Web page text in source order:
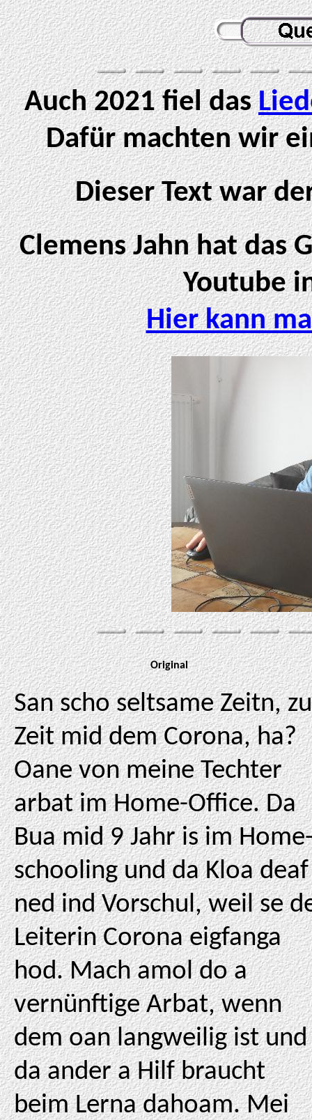
Auch 2021 fiel das
Dafür machten wir
Dieser Text war
Clemens Jahn hat das
Youtube
Hier kann
Original
San scho seltsame Zeitn,
Zeit mid dem Corona, ha?
Oane von meine Techter
arbat im Home-Office. Da
Bua mid 9 Jahr is im
schooling und da Kloa deaf
ned ind Vorschul, weil se
Leiterin Corona eigfanga
hod. Mach amol do a
vernünftige Arbat, wenn
dem oan langweilig ist und
da ander a Hilf braucht
beim Lerna dahoam. Mei